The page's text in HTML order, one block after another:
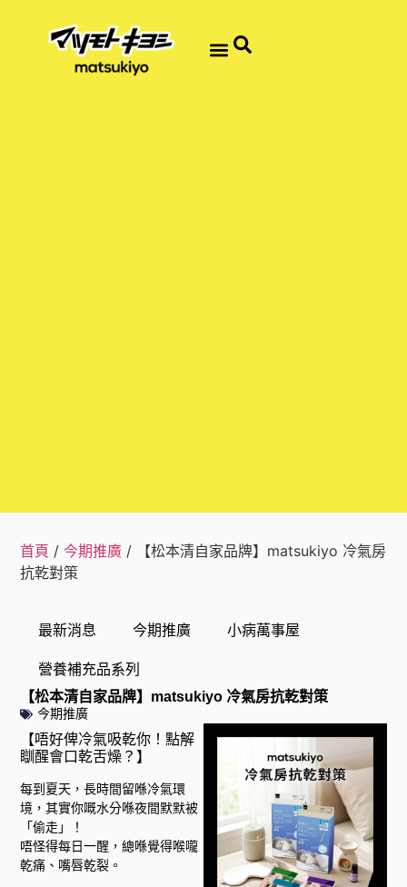
首頁 /今期推廣 / 【松本清自家品牌】matsukiyo 冷氣房
抗乾對策
最新消息 今期推廣
小病萬事屋
營養補充品系列
【松本清自家品牌】matsukiyo 冷氣房抗乾對策
今期推廣
【唔好俾冷氣吸乾你！點解
瞓醒會口乾舌燥？】
每到夏天，長時間留喺冷氣環
境，其實你嘅水分喺夜間默默被
「偷走」！
唔怪得每日一醒，總喺覺得喉嚨
乾痛、嘴唇乾裂。